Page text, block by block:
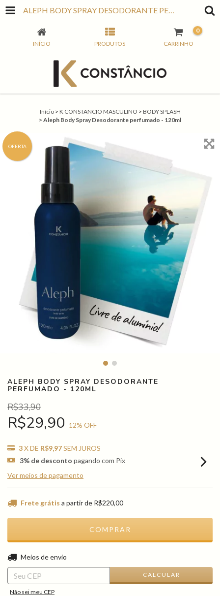
ALEPH BODY SPRAY DESODORANTE PERFUMADO - 120ML
INÍCIO PRODUTOS CARRINHO
0
Início > K CONSTANCIO MASCULINO > BODY SPLASH
> Aleph Body Spray Desodorante perfumado - 120ml
OFERTA
ALEPH BODY SPRAY DESODORANTE
PERFUMADO - 120ML
R$33,90
R$29,90 12% OFF
3X DE R$9,97SEM JUROS
3% de desconto pagando com Pix
Ver meios de pagamento
Frete grátis a partir de R$220,00
Entregas para o CEP:
Meios de envio
CALCULAR
Não sei meu CEP